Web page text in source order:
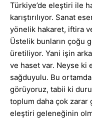
Türkiye’de eleştiri ile
karıştırılıyor. Sanat
yönelik hakaret, iftira
Üstelik bunların çoğu
üretiliyor. Yani işin
ve haset var. Neyse ki
sağduyulu. Bu
görüyoruz, tabii ki
toplum daha çok zarar
eleştiri geleneğinin